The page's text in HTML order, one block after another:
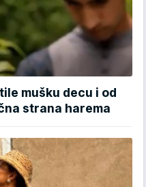
mušku decu i od
strana harema